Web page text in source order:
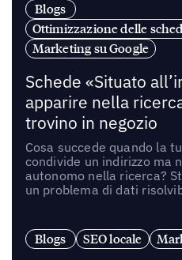
Blogs
Ottimizzazione delle
Marketing su Google
Schede «Situato
apparire nella
trovino in negozio
Cosa succede quando la
condivide un indirizzo ma
autonomo nella ricerca?
un problema di dati
Blogs SEO locale